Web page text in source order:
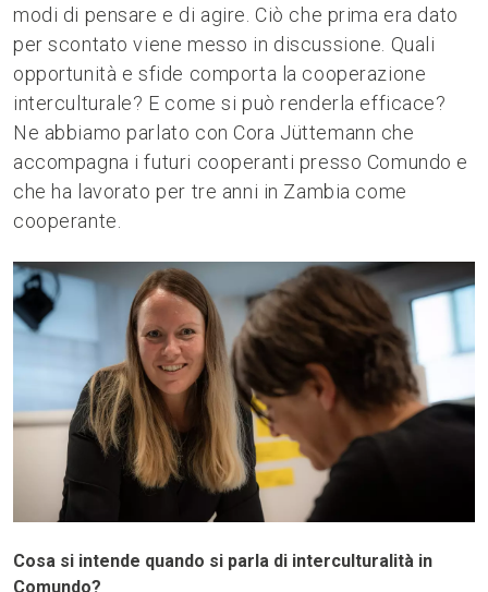
modi di pensare e di agire. Ciò che prima era dato
per scontato viene messo in discussione. Quali
opportunità e sfide comporta la cooperazione
interculturale? E come si può renderla efficace?
Ne abbiamo parlato con Cora Jüttemann che
accompagna i futuri cooperanti presso Comundo e
che ha lavorato per tre anni in Zambia come
cooperante.
Cosa si intende quando si parla di interculturalità in
Comundo?